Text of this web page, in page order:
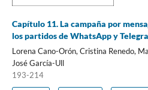
Capítulo 11. La campaña por
los partidos de WhatsApp y
Lorena Cano-Orón, Cristina Renedo,
José García-Ull
193-214